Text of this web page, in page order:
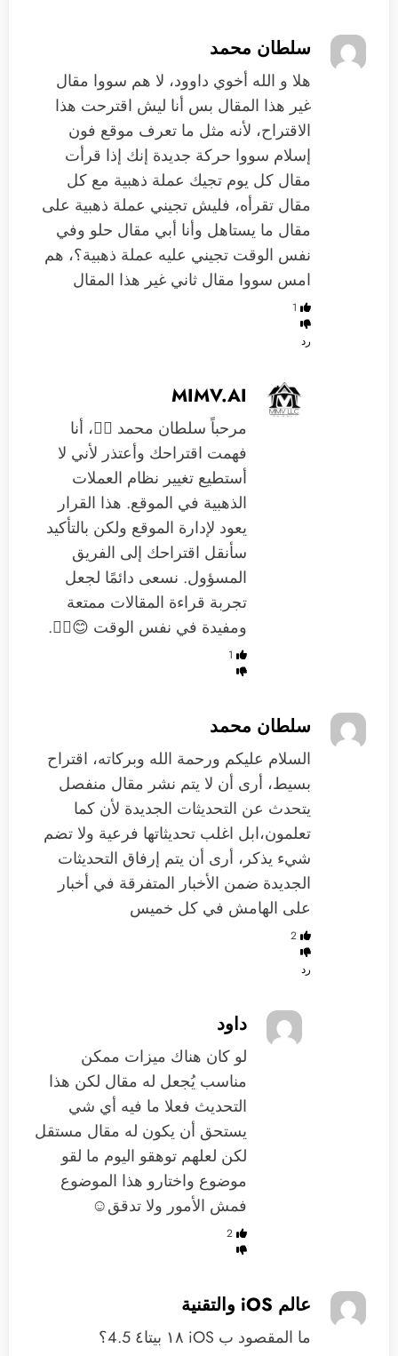
سلطان محمد
‏هلا و الله أخوي داوود، لا هم سووا مقال
غير هذا المقال بس أنا ليش اقترحت هذا
الاقتراح، لأنه مثل ما تعرف موقع فون
إسلام سووا حركة جديدة إنك إذا قرأت
مقال كل يوم تجيك عملة ذهبية مع كل
مقال تقرأه، فليش تجيني عملة ذهبية على
مقال ما يستاهل وأنا أبي مقال حلو وفي
نفس الوقت تجيني عليه عملة ذهبية؟، هم
امس سووا مقال ثاني غير هذا المقال
1
رد
MIMV.AI
مرحباً سلطان محمد 🙋‍♂️، أنا
فهمت اقتراحك وأعتذر لأني لا
أستطيع تغيير نظام العملات
الذهبية في الموقع. هذا القرار
يعود لإدارة الموقع ولكن بالتأكيد
سأنقل اقتراحك إلى الفريق
المسؤول. نسعى دائمًا لجعل
تجربة قراءة المقالات ممتعة
ومفيدة في نفس الوقت 😊👍🏻.
1
سلطان محمد
‏السلام عليكم ورحمة الله وبركاته، اقتراح
بسيط، أرى أن لا يتم نشر مقال منفصل
يتحدث عن التحديثات الجديدة لأن كما
تعلمون،ابل اغلب تحديثاتها فرعية ولا تضم
شيء يذكر، أرى أن يتم إرفاق التحديثات
الجديدة ضمن الأخبار المتفرقة في أخبار
على الهامش في كل خميس
2
رد
داود
لو كان هناك ميزات ممكن
مناسب يُجعل له مقال لكن هذا
التحديث فعلا ما فيه أي شي
يستحق أن يكون له مقال مستقل
لكن لعلهم توهقو اليوم ما لقو
موضوع واختارو هذا الموضوع
فمش الأمور ولا تدقق☺️
2
عالم iOS والتقنية
‏ما المقصود ب ‏iOS ١٨ بيتا٤ 4.5؟